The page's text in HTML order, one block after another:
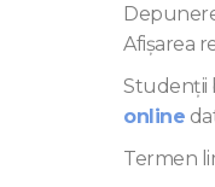
Afișarea
Studenţii
online
Termen